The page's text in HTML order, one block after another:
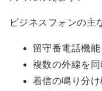
ビジネスフォンの主
留守番電話機能
複数の外線を
着信の鳴り分